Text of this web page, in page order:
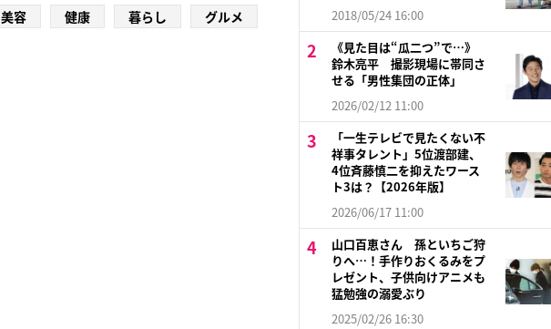
美容 健康 暮らし グルメ
2018/05/24 16:00
《見た目は“瓜二つ”で…》
鈴木亮平 撮影現場に帯同さ
せる「男性集団の正体」
2026/02/12 11:00
「一生テレビで見たくない不
祥事タレント」5位渡部建、
4位斉藤慎二を抑えたワース
ト3は？【2026年版】
2026/06/17 11:00
山口百恵さん 孫といちご狩
りへ…！手作りおくるみをプ
レゼント、子供向けアニメも
猛勉強の溺愛ぶり
2025/02/26 16:30